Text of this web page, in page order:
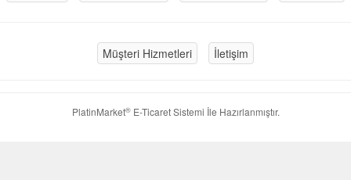
Müşteri Hizmetleri İletişim
PlatinMarket®E-Ticaret Sistemi İle Hazırlanmıştır.